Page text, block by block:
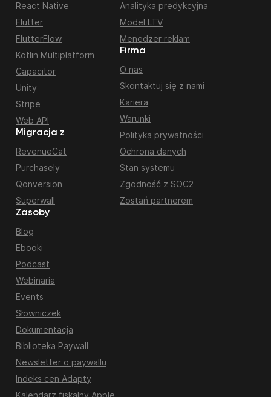
Migracja z
RevenueCat
Purchasely
Qonversion
Superwall
React Native
Flutter
FlutterFlow
Kotlin Multiplatform
Capacitor
Unity
Stripe
Web API
Zasoby
Blog
Ebooki
Podcast
Webinaria
Events
Słowniczek
Dokumentacja
Biblioteka Paywall
Newsletter o paywallu
Indeks cen Adapty
Analityka predykcyjna
Model LTV
Menedżer reklam
Firma
O nas
Skontaktuj się z nami
Kariera
Warunki
Polityka prywatności
Ochrona danych
Stan systemu
Zgodność z SOC2
Zostań partnerem